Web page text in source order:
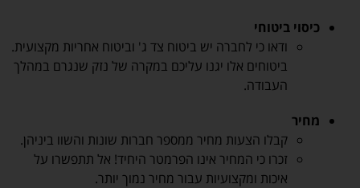
כיסוי ביטוחי
ודאו כי לחברה יש ביטוח צד ג' וביטוח אחריות מקצועית.
ביטוחים אלו יגנו עליכם במקרה של נזק שנגרם במהלך
העבודה.
מחיר
קבלו הצעות מחיר ממספר חברות שונות והשוו ביניהן.
זכרו כי המחיר אינו הפרמטר היחיד! אל תתפשרו על
איכות ומקצועיות עבור מחיר נמוך יותר.